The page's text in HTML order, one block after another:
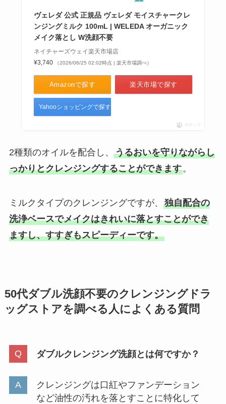
ヴェレダ 公式 正規品 ヴェレダ モイスチャークレ
ンジングミルク 100mL | WELEDA オーガニック
メイク落とし W洗顔不要
ネイチャーズウェイ楽天市場店
¥3,740
（2026/06/25 02:02時点 | 楽天市場調べ）
Amazonで探す 楽天市場で探す
Yahooショッピングで探す
ポチップ
2種類のオイルを配合し、 うるおいを守りながらし
っかりとクレンジングすることができます。
ミルクタイプのクレンジングですが、 独自配合の
洗浄ベースでメイクはきれいに落とすことができ
ますし、すすぎもスピーディーです。
50代ダブル洗顔不要のクレンジングドラ
ッグストアを調べる 人によくある質問
ダブルクレンジング洗顔とは何ですか？
クレンジングは口紅やファンデーション
など油性の汚れを落とすことに特化して